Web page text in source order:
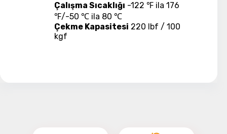
Çalışma Sıcaklığı -122 ℉ ila 176
℉/-50 ℃ ila 80 ℃
Çekme Kapasitesi 220 lbf / 100
kgf